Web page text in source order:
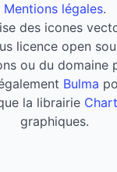
Mentions légales.
des icones
licence open
ou du domaine
Bulma
la librairie
graphiques.